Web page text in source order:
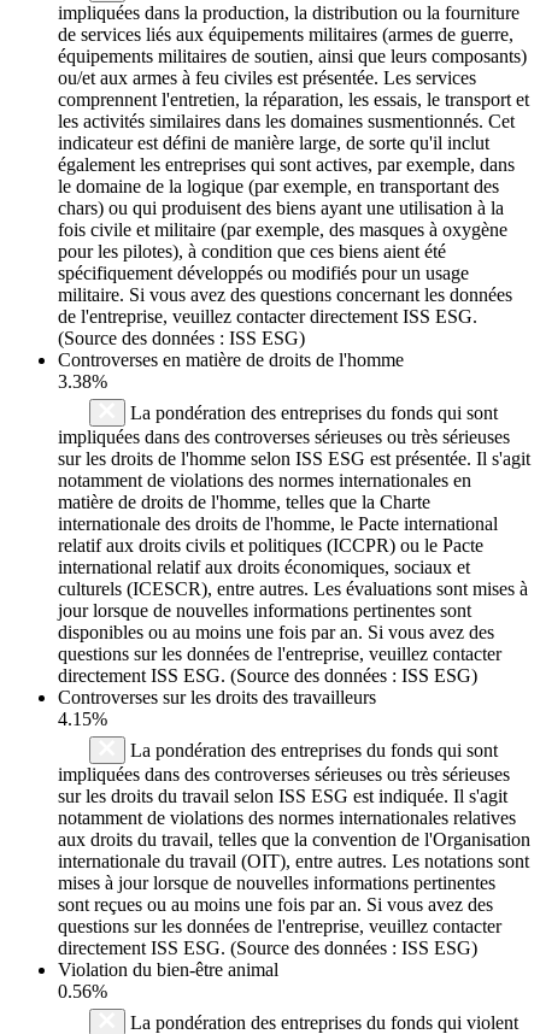
impliquées dans la production, la distribution ou la fourniture
de services liés aux équipements militaires (armes de guerre,
équipements militaires de soutien, ainsi que leurs composants)
ou/et aux armes à feu civiles est présentée. Les services
comprennent l'entretien, la réparation, les essais, le transport et
les activités similaires dans les domaines susmentionnés. Cet
indicateur est défini de manière large, de sorte qu'il inclut
également les entreprises qui sont actives, par exemple, dans
le domaine de la logique (par exemple, en transportant des
chars) ou qui produisent des biens ayant une utilisation à la
fois civile et militaire (par exemple, des masques à oxygène
pour les pilotes), à condition que ces biens aient été
spécifiquement développés ou modifiés pour un usage
militaire. Si vous avez des questions concernant les données
de l'entreprise, veuillez contacter directement ISS ESG.
(Source des données : ISS ESG)
Controverses en matière de droits de l'homme
3.38%
La pondération des entreprises du fonds qui sont
impliquées dans des controverses sérieuses ou très sérieuses
sur les droits de l'homme selon ISS ESG est présentée. Il s'agit
notamment de violations des normes internationales en
matière de droits de l'homme, telles que la Charte
internationale des droits de l'homme, le Pacte international
relatif aux droits civils et politiques (ICCPR) ou le Pacte
international relatif aux droits économiques, sociaux et
culturels (ICESCR), entre autres. Les évaluations sont mises à
jour lorsque de nouvelles informations pertinentes sont
disponibles ou au moins une fois par an. Si vous avez des
questions sur les données de l'entreprise, veuillez contacter
directement ISS ESG. (Source des données : ISS ESG)
Controverses sur les droits des travailleurs
4.15%
La pondération des entreprises du fonds qui sont
impliquées dans des controverses sérieuses ou très sérieuses
sur les droits du travail selon ISS ESG est indiquée. Il s'agit
notamment de violations des normes internationales relatives
aux droits du travail, telles que la convention de l'Organisation
internationale du travail (OIT), entre autres. Les notations sont
mises à jour lorsque de nouvelles informations pertinentes
sont reçues ou au moins une fois par an. Si vous avez des
questions sur les données de l'entreprise, veuillez contacter
directement ISS ESG. (Source des données : ISS ESG)
Violation du bien-être animal
0.56%
La pondération des entreprises du fonds qui violent